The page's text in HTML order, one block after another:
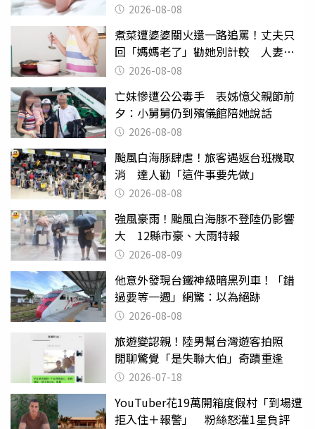
2026-08-08
煮菜遭婆婆關火還一路追罵！丈夫只
回「媽媽老了」勸她別計較 人妻超
崩潰：我像台傭
2026-08-08
亡妹慘遭公公毒手 表姊憶父親節前
夕：小舅舅仍到殯儀館陪她說話
2026-08-08
颱風白海豚肆虐！旅客遇返台班機取
消 達人勸「這件事要先做」
2026-08-08
強風豪雨！颱風白海豚不登陸仍影響
大 12縣市豪、大雨特報
2026-08-09
他意外發現台鐵神級暗黑列車！「錯
過要等一週」網驚：以為絕跡
2026-08-08
旅遊變認親！陸男幫台灣遊客拍照
閒聊驚覺「是失聯大伯」奇蹟重逢
2026-07-18
YouTuber花19萬開箱度假村「到場遭
拒入住＋報警」 粉絲怒灌1星負評